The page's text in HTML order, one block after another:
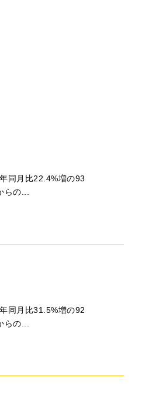
同月比22.4%増の93
の...
同月比31.5%増の92
の...